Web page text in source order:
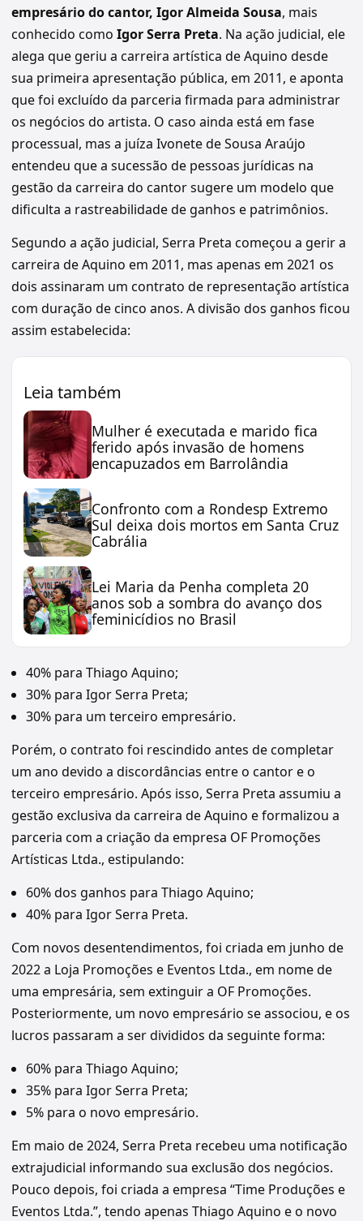
empresário do cantor, Igor Almeida Sousa, mais
conhecido como Igor Serra Preta. Na ação judicial, ele
alega que geriu a carreira artística de Aquino desde
sua primeira apresentação pública, em 2011, e aponta
que foi excluído da parceria firmada para administrar
os negócios do artista. O caso ainda está em fase
processual, mas a juíza Ivonete de Sousa Araújo
entendeu que a sucessão de pessoas jurídicas na
gestão da carreira do cantor sugere um modelo que
dificulta a rastreabilidade de ganhos e patrimônios.
Segundo a ação judicial, Serra Preta começou a gerir a
carreira de Aquino em 2011, mas apenas em 2021 os
dois assinaram um contrato de representação artística
com duração de cinco anos. A divisão dos ganhos ficou
assim estabelecida:
Leia também
Mulher é executada e marido fica
ferido após invasão de homens
encapuzados em Barrolândia
Confronto com a Rondesp Extremo
Sul deixa dois mortos em Santa Cruz
Cabrália
Lei Maria da Penha completa 20
anos sob a sombra do avanço dos
feminicídios no Brasil
40% para Thiago Aquino;
30% para Igor Serra Preta;
30% para um terceiro empresário.
Porém, o contrato foi rescindido antes de completar
um ano devido a discordâncias entre o cantor e o
terceiro empresário. Após isso, Serra Preta assumiu a
gestão exclusiva da carreira de Aquino e formalizou a
parceria com a criação da empresa OF Promoções
Artísticas Ltda., estipulando:
60% dos ganhos para Thiago Aquino;
40% para Igor Serra Preta.
Com novos desentendimentos, foi criada em junho de
2022 a Loja Promoções e Eventos Ltda., em nome de
uma empresária, sem extinguir a OF Promoções.
Posteriormente, um novo empresário se associou, e os
lucros passaram a ser divididos da seguinte forma:
60% para Thiago Aquino;
35% para Igor Serra Preta;
5% para o novo empresário.
Em maio de 2024, Serra Preta recebeu uma notificação
extrajudicial informando sua exclusão dos negócios.
Pouco depois, foi criada a empresa “Time Produções e
Eventos Ltda.”, tendo apenas Thiago Aquino e o novo